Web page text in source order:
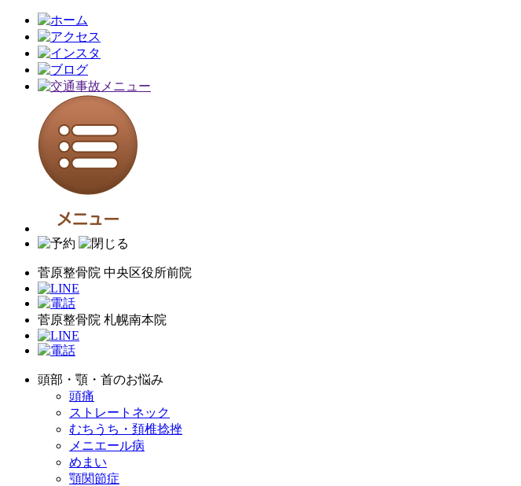
菅原整骨院 中央区役所前院
菅原整骨院 札幌南本院
頭部・顎・首のお悩み
頭痛
ストレートネック
むちうち・頚椎捻挫
メニエール病
めまい
顎関節症